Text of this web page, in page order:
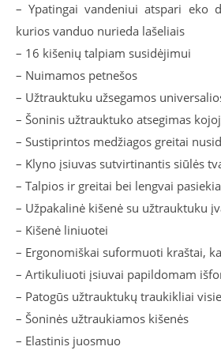
– Ypatingai vandeniui atspari eko
kurios vanduo nurieda lašeliais
– 16 kišenių talpiam susidėjimui
– Nuimamos petnešos
– Užtrauktuku užsegamos
– Šoninis užtrauktuko atsegimas
– Sustiprintos medžiagos greitai
– Klyno įsiuvas sutvirtinantis siūlės
– Talpios ir greitai bei lengvai
– Užpakalinė kišenė su užtrauktuku
– Kišenė liniuotei
– Ergonomiškai suformuoti kraštai,
– Artikuliuoti įsiuvai papildomam
– Patogūs užtrauktukų traukikliai
– Šoninės užtraukiamos kišenės
– Elastinis juosmuo